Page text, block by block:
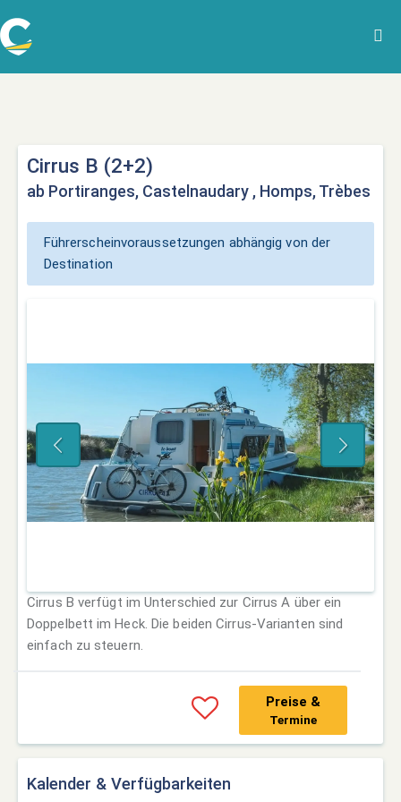
Cirrus B (2+2)
ab Portiranges, Castelnaudary , Homps, Trèbes
Führerscheinvoraussetzungen abhängig von der
Destination
Cirrus B verfügt im Unterschied zur Cirrus A über ein
Doppelbett im Heck. Die beiden Cirrus-Varianten sind
einfach zu steuern.
Preise &
Termine
Kalender & Verfügbarkeiten